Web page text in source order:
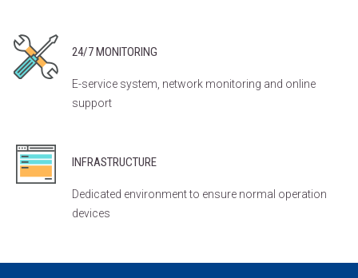
24/7 MONITORING
E-service system, network monitoring and online
support
INFRASTRUCTURE
Dedicated environment to ensure normal operation
devices